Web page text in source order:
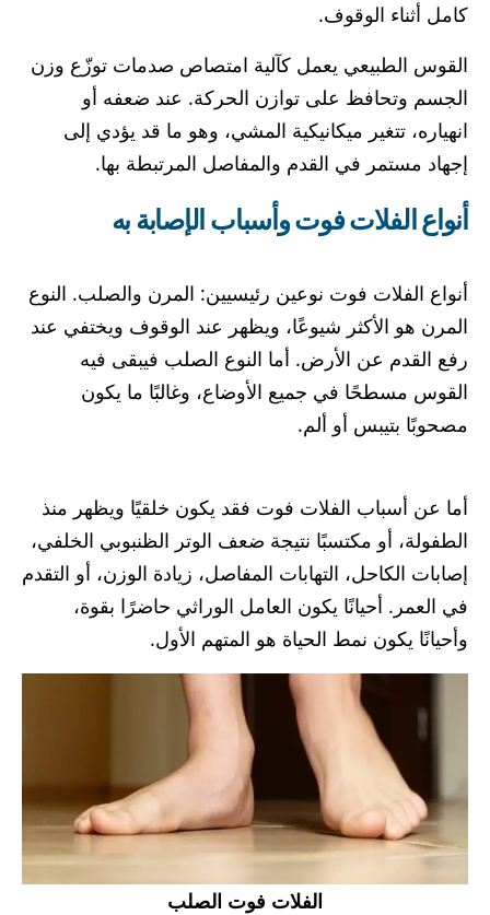
كامل أثناء الوقوف.
القوس الطبيعي يعمل كآلية امتصاص صدمات توزّع وزن
الجسم وتحافظ على توازن الحركة. عند ضعفه أو
انهياره، تتغير ميكانيكية المشي، وهو ما قد يؤدي إلى
إجهاد مستمر في القدم والمفاصل المرتبطة بها.
أنواع الفلات فوت وأسباب الإصابة به
أنواع الفلات فوت نوعين رئيسيين: المرن والصلب. النوع
المرن هو الأكثر شيوعًا، ويظهر عند الوقوف ويختفي عند
رفع القدم عن الأرض. أما النوع الصلب فيبقى فيه
القوس مسطحًا في جميع الأوضاع، وغالبًا ما يكون
مصحوبًا بتيبس أو ألم.
أما عن أسباب الفلات فوت فقد يكون خلقيًا ويظهر منذ
الطفولة، أو مكتسبًا نتيجة ضعف الوتر الظنبوبي الخلفي،
إصابات الكاحل، التهابات المفاصل، زيادة الوزن، أو التقدم
في العمر. أحيانًا يكون العامل الوراثي حاضرًا بقوة،
وأحيانًا يكون نمط الحياة هو المتهم الأول.
الفلات فوت الصلب